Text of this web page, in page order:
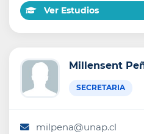
Ver Estudios
Millensent
SECRETARIA
milpena@unap.cl